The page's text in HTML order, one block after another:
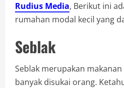
Rudius Media, Berikut ini
rumahan modal kecil yang
Seblak
Seblak merupakan
banyak disukai orang.